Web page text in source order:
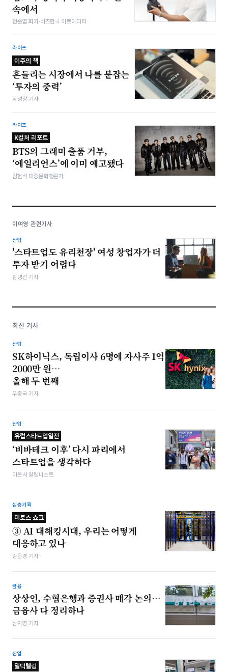
속에서
전준엽 화가·비즈한국 아트에디터
라이프
이주의 책
흔들리는 시장에서 나를 붙잡는
‘투자의 중력’
봉성창 기자
라이프
K컬처 리포트
BTS의 그래미 출품 거부,
‘에일리언스’에 이미 예고됐다
김헌식 대중문화평론가
이여영 관련기사
산업
'스타트업도 유리천장' 여성 창업자가 더
투자 받기 어렵다
김명선 기자
최신 기사
산업
SK하이닉스, 독립이사 6명에 자사주 1억
2000만 원…
올해 두 번째
우종국 기자
산업
유럽스타트업열전
‘비바테크 이후’ 다시 파리에서
스타트업을 생각하다
이은서 칼럼니스트
심층기획
미토스 쇼크
③ AI 대해킹시대, 우리는 어떻게
대응하고 있나
강은경 기자
금융
상상인, 수협은행과 증권사 매각 논의…
금융사 다 정리하나
심지영 기자
산업
밀덕텔링